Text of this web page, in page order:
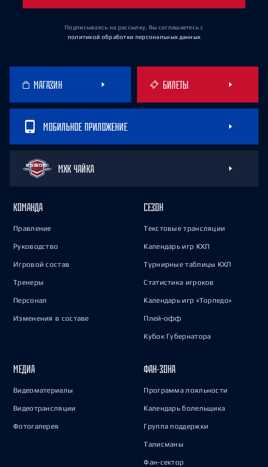
Подписываясь на рассылку, Вы соглашаетесь с
политикой обработки персональных данных
МАГАЗИН БИЛЕТЫ
МОБИЛЬНОЕ ПРИЛОЖЕНИЕ
МХК ЧАЙКА
КОМАНДА
Правление
Руководство
Игровой состав
Тренеры
Персонал
Изменения в составе
СЕЗОН
Текстовые трансляции
Календарь игр КХЛ
Турнирные таблицы КХЛ
Статистика игроков
Календарь игр «Торпедо»
Плей-офф
Кубок Губернатора
МЕДИА
Видеоматериалы
Видеотрансляции
Фотогалерея
ФАН-ЗОНА
Программа лояльности
Календарь болельщика
Группа поддержки
Талисманы
Фан-сектор